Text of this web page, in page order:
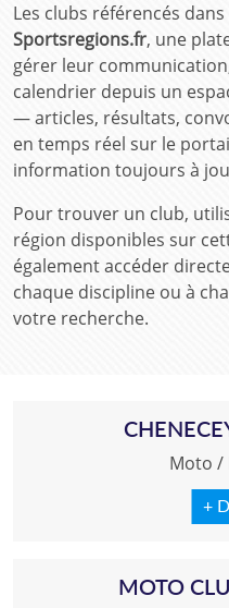
Les clubs référencés
Sportsregions.fr, une
gérer leur
calendrier depuis un
— articles, résultats,
en temps réel sur le
information toujours à
Pour trouver un club,
région disponibles sur
également accéder
chaque discipline ou à
votre recherche.
Moto /
+
MOTO